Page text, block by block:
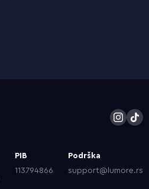
PIB
113794866
Podrška
support@lumore.rs